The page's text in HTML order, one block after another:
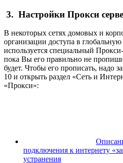
3. Настройки Прокси
В некоторых сетях домовых и
организации доступа в
используется специальный
пока Вы его правильно не
будет. Чтобы его прописать, надо
10 и открыть раздел «Сеть и
«Прокси»:
подключения к интернету
устранения